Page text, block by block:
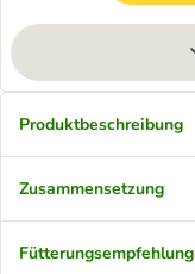
Produktbeschreibung
Zusammensetzung
Fütterungsempfehlung